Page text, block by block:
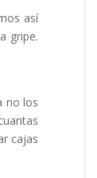
así
gripe.
no los
cajas